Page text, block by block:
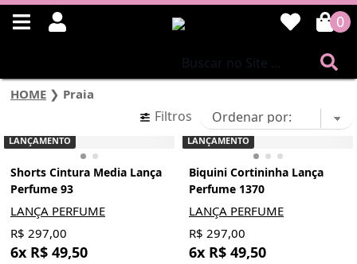
0
HOME ❯ Praia
Filtros
LANÇAMENTO
Shorts Cintura Media Lança
Perfume 93
LANÇA PERFUME
R$ 297,00
6x R$ 49,50
LANÇAMENTO
Biquini Cortininha Lança
Perfume 1370
LANÇA PERFUME
R$ 297,00
6x R$ 49,50